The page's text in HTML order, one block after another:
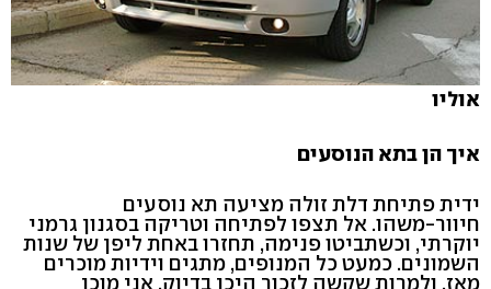
אוליו
איך הן בתא הנוסעים
ידית פתיחת דלת זולה מציעה תא נוסעים
חיוור-משהו. אל תצפו לפתיחה וטריקה בסגנון גרמני
יוקרתי, וכשתביטו פנימה, תחזרו באחת ליפן של שנות
השמונים. כמעט כל המנופים, מתגים וידיות מוכרים
מאז, ולמרות שקשה לזכור היכן בדיוק, אני מוכן